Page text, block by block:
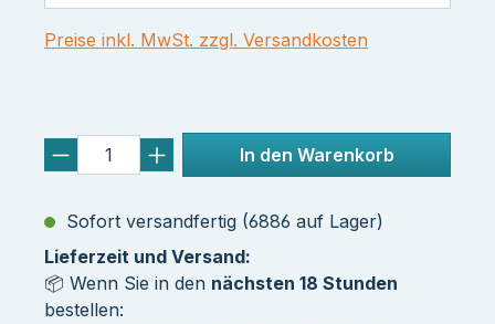
Preise inkl. MwSt. zzgl. Versandkosten
In den Warenkorb
Sofort versandfertig (6886 auf Lager)
Lieferzeit und Versand:
📦 Wenn Sie in den nächsten 18 Stunden
bestellen: